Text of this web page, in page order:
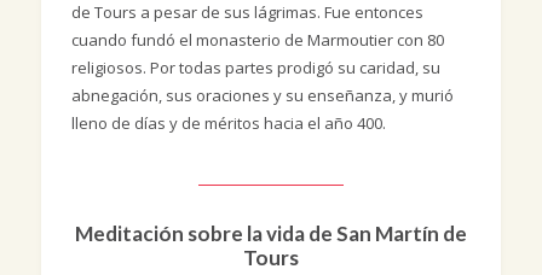
de Tours a pesar de sus lágrimas. Fue entonces
cuando fundó el monasterio de Marmoutier con 80
religiosos. Por todas partes prodigó su caridad, su
abnegación, sus oraciones y su enseñanza, y murió
lleno de días y de méritos hacia el año 400.
Meditación sobre la vida de San Martín de
Tours